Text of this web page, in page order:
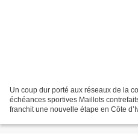
Un coup dur porté aux réseaux de la
échéances sportives Maillots
franchit une nouvelle étape en Côte